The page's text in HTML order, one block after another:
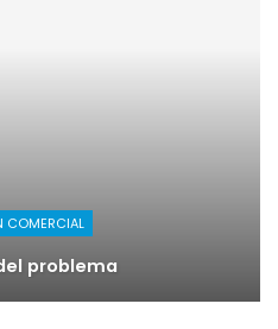
COMERCIAL
problema